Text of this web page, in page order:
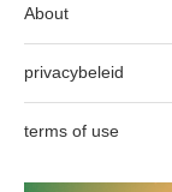
About
privacybeleid
terms of use